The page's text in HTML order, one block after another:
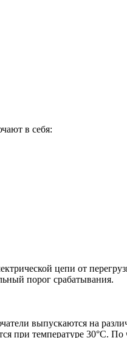
в себя:
цепи от
порог срабатывания.
выпускаются на
при температуре 30°C.